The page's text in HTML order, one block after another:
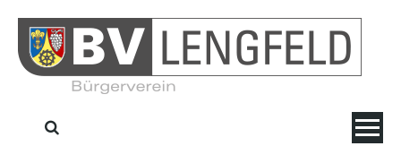
content